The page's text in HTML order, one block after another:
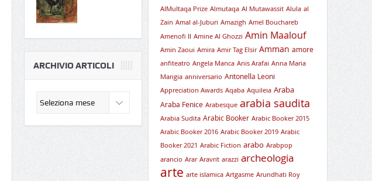
ARCHIVIO ARTICOLI
AlMultaqa Prize Almutaqa Al Mutawassit Alula al
Zain Amal al-Juburi Amazigh Amel Bouchareb
Amenofi II Amine Al Ghozzi Amin Maalouf
Amin Zaoui Amira Amir Tag Elsir Amman amore
anfiteatro Angela Manca Anis Arafai Anna Maria
Mangia anniversario Antonella Leoni
Appreciation Awards Aqaba Aquileia Araba
Araba Fenice Arabesque arabia saudita
Arabia Sudita Arabic Booker Arabic Booker 2015
Arabic Booker 2016 Arabic Booker 2019 Arabic
Booker 2021 Arabic Fiction arabo Arabpop
arancio Arar Aravrit arazzi archeologia
arte arte islamica Artgasme Arundhati Roy